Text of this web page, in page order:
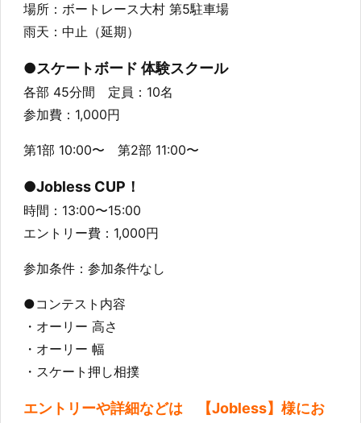
場所：ボートレース大村 第5駐車場
雨天：中止（延期）
●スケートボード 体験スクール
各部 45分間 定員：10名
参加費：1,000円
第1部 10:00〜 第2部 11:00〜
●Jobless CUP！
時間：13:00〜15:00
エントリー費：1,000円
参加条件：参加条件なし
●コンテスト内容
・オーリー 高さ
・オーリー 幅
・スケート押し相撲
エントリーや詳細などは 【Jobless】様にお